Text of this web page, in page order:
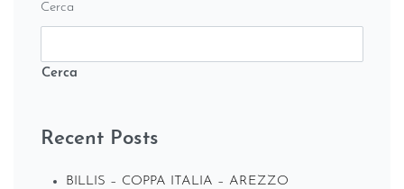
Cerca
Cerca
Recent Posts
BILLIS – COPPA ITALIA – AREZZO